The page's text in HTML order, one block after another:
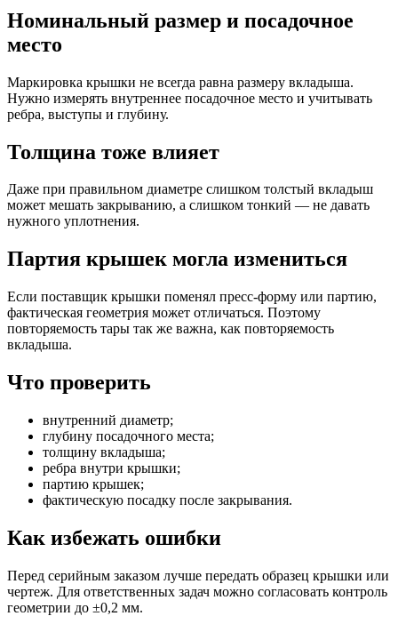
Номинальный размер и посадочное
место
Маркировка крышки не всегда равна размеру вкладыша.
Нужно измерять внутреннее посадочное место и учитывать
ребра, выступы и глубину.
Толщина тоже влияет
Даже при правильном диаметре слишком толстый вкладыш
может мешать закрыванию, а слишком тонкий — не давать
нужного уплотнения.
Партия крышек могла измениться
Если поставщик крышки поменял пресс-форму или партию,
фактическая геометрия может отличаться. Поэтому
повторяемость тары так же важна, как повторяемость
вкладыша.
Что проверить
внутренний диаметр;
глубину посадочного места;
толщину вкладыша;
ребра внутри крышки;
партию крышек;
фактическую посадку после закрывания.
Как избежать ошибки
Перед серийным заказом лучше передать образец крышки или
чертеж. Для ответственных задач можно согласовать контроль
геометрии до ±0,2 мм.